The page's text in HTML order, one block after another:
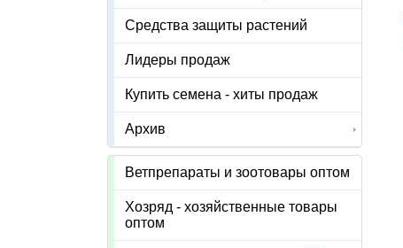
Средства защиты растений
Лидеры продаж
Купить семена - хиты продаж
Архив
Ветпрепараты и зоотовары оптом
Хозряд - хозяйственные товары
оптом